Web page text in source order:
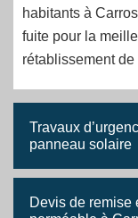
habitants à
fuite pour la
rétablissement
Travaux
panneau solaire
Devis de remise